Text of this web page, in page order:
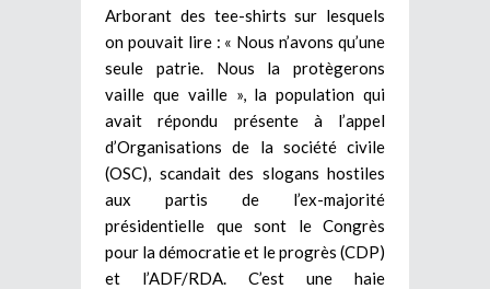
Arborant des tee-shirts sur lesquels
on pouvait lire : « Nous n’avons qu’une
seule patrie. Nous la protègerons
vaille que vaille », la population qui
avait répondu présente à l’appel
d’Organisations de la société civile
(OSC), scandait des slogans hostiles
aux partis de l’ex-majorité
présidentielle que sont le Congrès
pour la démocratie et le progrès (CDP)
et l’ADF/RDA. C’est une haie